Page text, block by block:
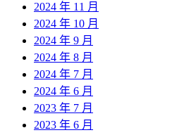
2024 年 11 月
2024 年 10 月
2024 年 9 月
2024 年 8 月
2024 年 7 月
2024 年 6 月
2023 年 7 月
2023 年 6 月